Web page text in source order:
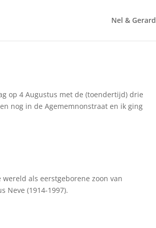
Nel & Gerard
op 4 Augustus met de (toendertijd) drie
nog in de Agememnonstraat en ik ging
als eerstgeborene zoon van
Neve (1914-1997).